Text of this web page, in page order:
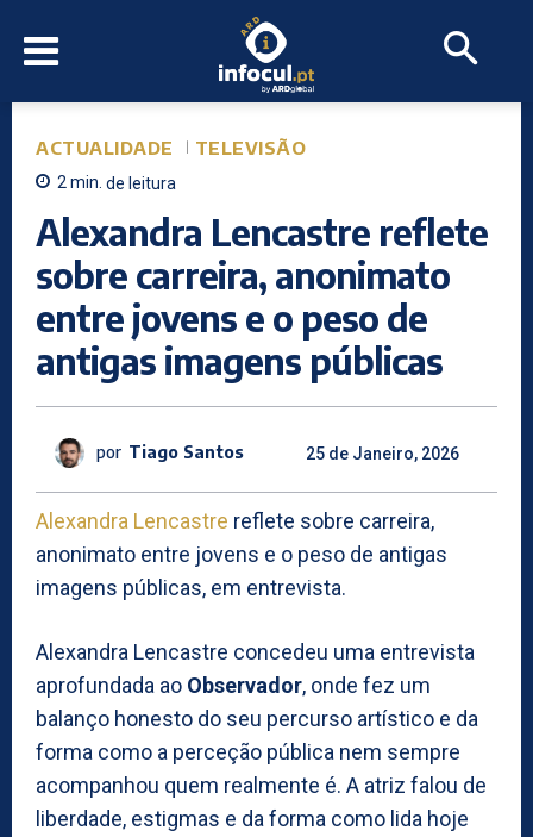
ACTUALIDADE TELEVISÃO
2min. de leitura
Alexandra Lencastre reflete
sobre carreira, anonimato
entre jovens e o peso de
antigas imagens públicas
por Tiago Santos 25 de Janeiro, 2026
Alexandra Lencastre reflete sobre carreira,
anonimato entre jovens e o peso de antigas
imagens públicas, em entrevista.
Alexandra Lencastre concedeu uma entrevista
aprofundada ao Observador, onde fez um
balanço honesto do seu percurso artístico e da
forma como a perceção pública nem sempre
acompanhou quem realmente é. A atriz falou de
liberdade, estigmas e da forma como lida hoje